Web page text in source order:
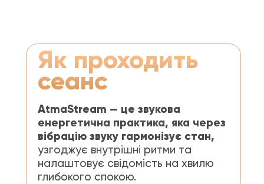
Як проходить
сеанс
AtmaStream — це звукова
енергетична практика, яка через
вібрацію звуку гармонізує стан,
узгоджує внутрішні ритми та
налаштовує свідомість на хвилю
глибокого спокою.